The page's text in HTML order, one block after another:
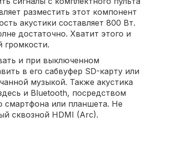
разместить этот компонент
акустики составляет 800 Вт.
достаточно. Хватит этого и
громкости.
и при выключенном
в его сабвуфер SD-карту или
музыкой. Также акустика
и Bluetooth, посредством
смартфона или планшета. Не
сквозной HDMI (Arc).